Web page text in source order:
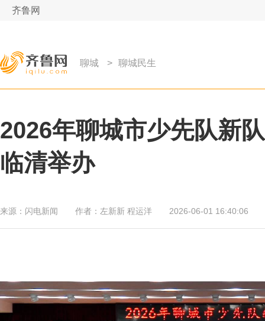
齐鲁网
聊城 > 聊城民生
2026年聊城市少先队新
临清举办
来源： 闪电新闻 作者： 左新新 程运洋 2026-06-01 16:40:06